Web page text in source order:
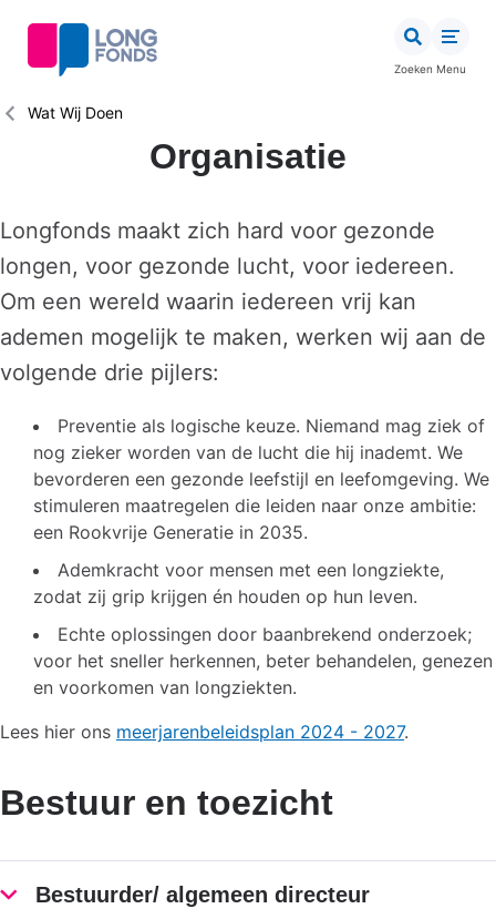
inhoud
Zoeken Menu
Kruimelpad
Wat Wij Doen
Organisatie
Longfonds maakt zich hard voor gezonde
longen, voor gezonde lucht, voor iedereen.
Om een wereld waarin iedereen vrij kan
ademen mogelijk te maken, werken wij aan de
volgende drie pijlers:
Preventie als logische keuze. Niemand mag ziek of
nog zieker worden van de lucht die hij inademt. We
bevorderen een gezonde leefstijl en leefomgeving. We
stimuleren maatregelen die leiden naar onze ambitie:
een Rookvrije Generatie in 2035.
Ademkracht voor mensen met een longziekte,
zodat zij grip krijgen én houden op hun leven.
Echte oplossingen door baanbrekend onderzoek;
voor het sneller herkennen, beter behandelen, genezen
en voorkomen van longziekten.
Lees hier ons meerjarenbeleidsplan 2024 - 2027.
Bestuur en toezicht
Bestuurder/ algemeen directeur